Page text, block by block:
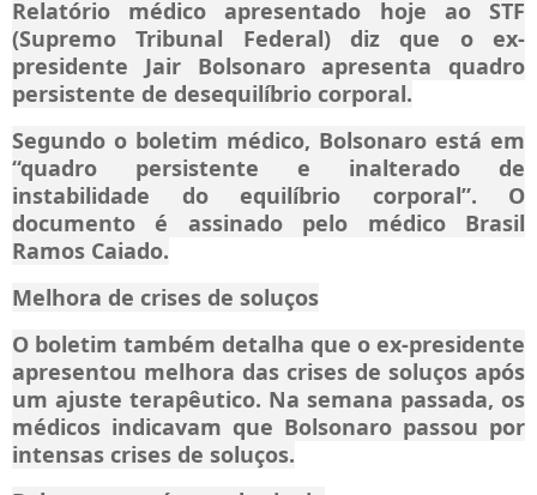
Relatório médico apresentado hoje ao STF
(Supremo Tribunal Federal) diz que o ex-
presidente Jair Bolsonaro apresenta quadro
persistente de desequilíbrio corporal.
Segundo o boletim médico, Bolsonaro está em
“quadro persistente e inalterado de
instabilidade do equilíbrio corporal”. O
documento é assinado pelo médico Brasil
Ramos Caiado.
Melhora de crises de soluços
O boletim também detalha que o ex-presidente
apresentou melhora das crises de soluços após
um ajuste terapêutico. Na semana passada, os
médicos indicavam que Bolsonaro passou por
intensas crises de soluços.